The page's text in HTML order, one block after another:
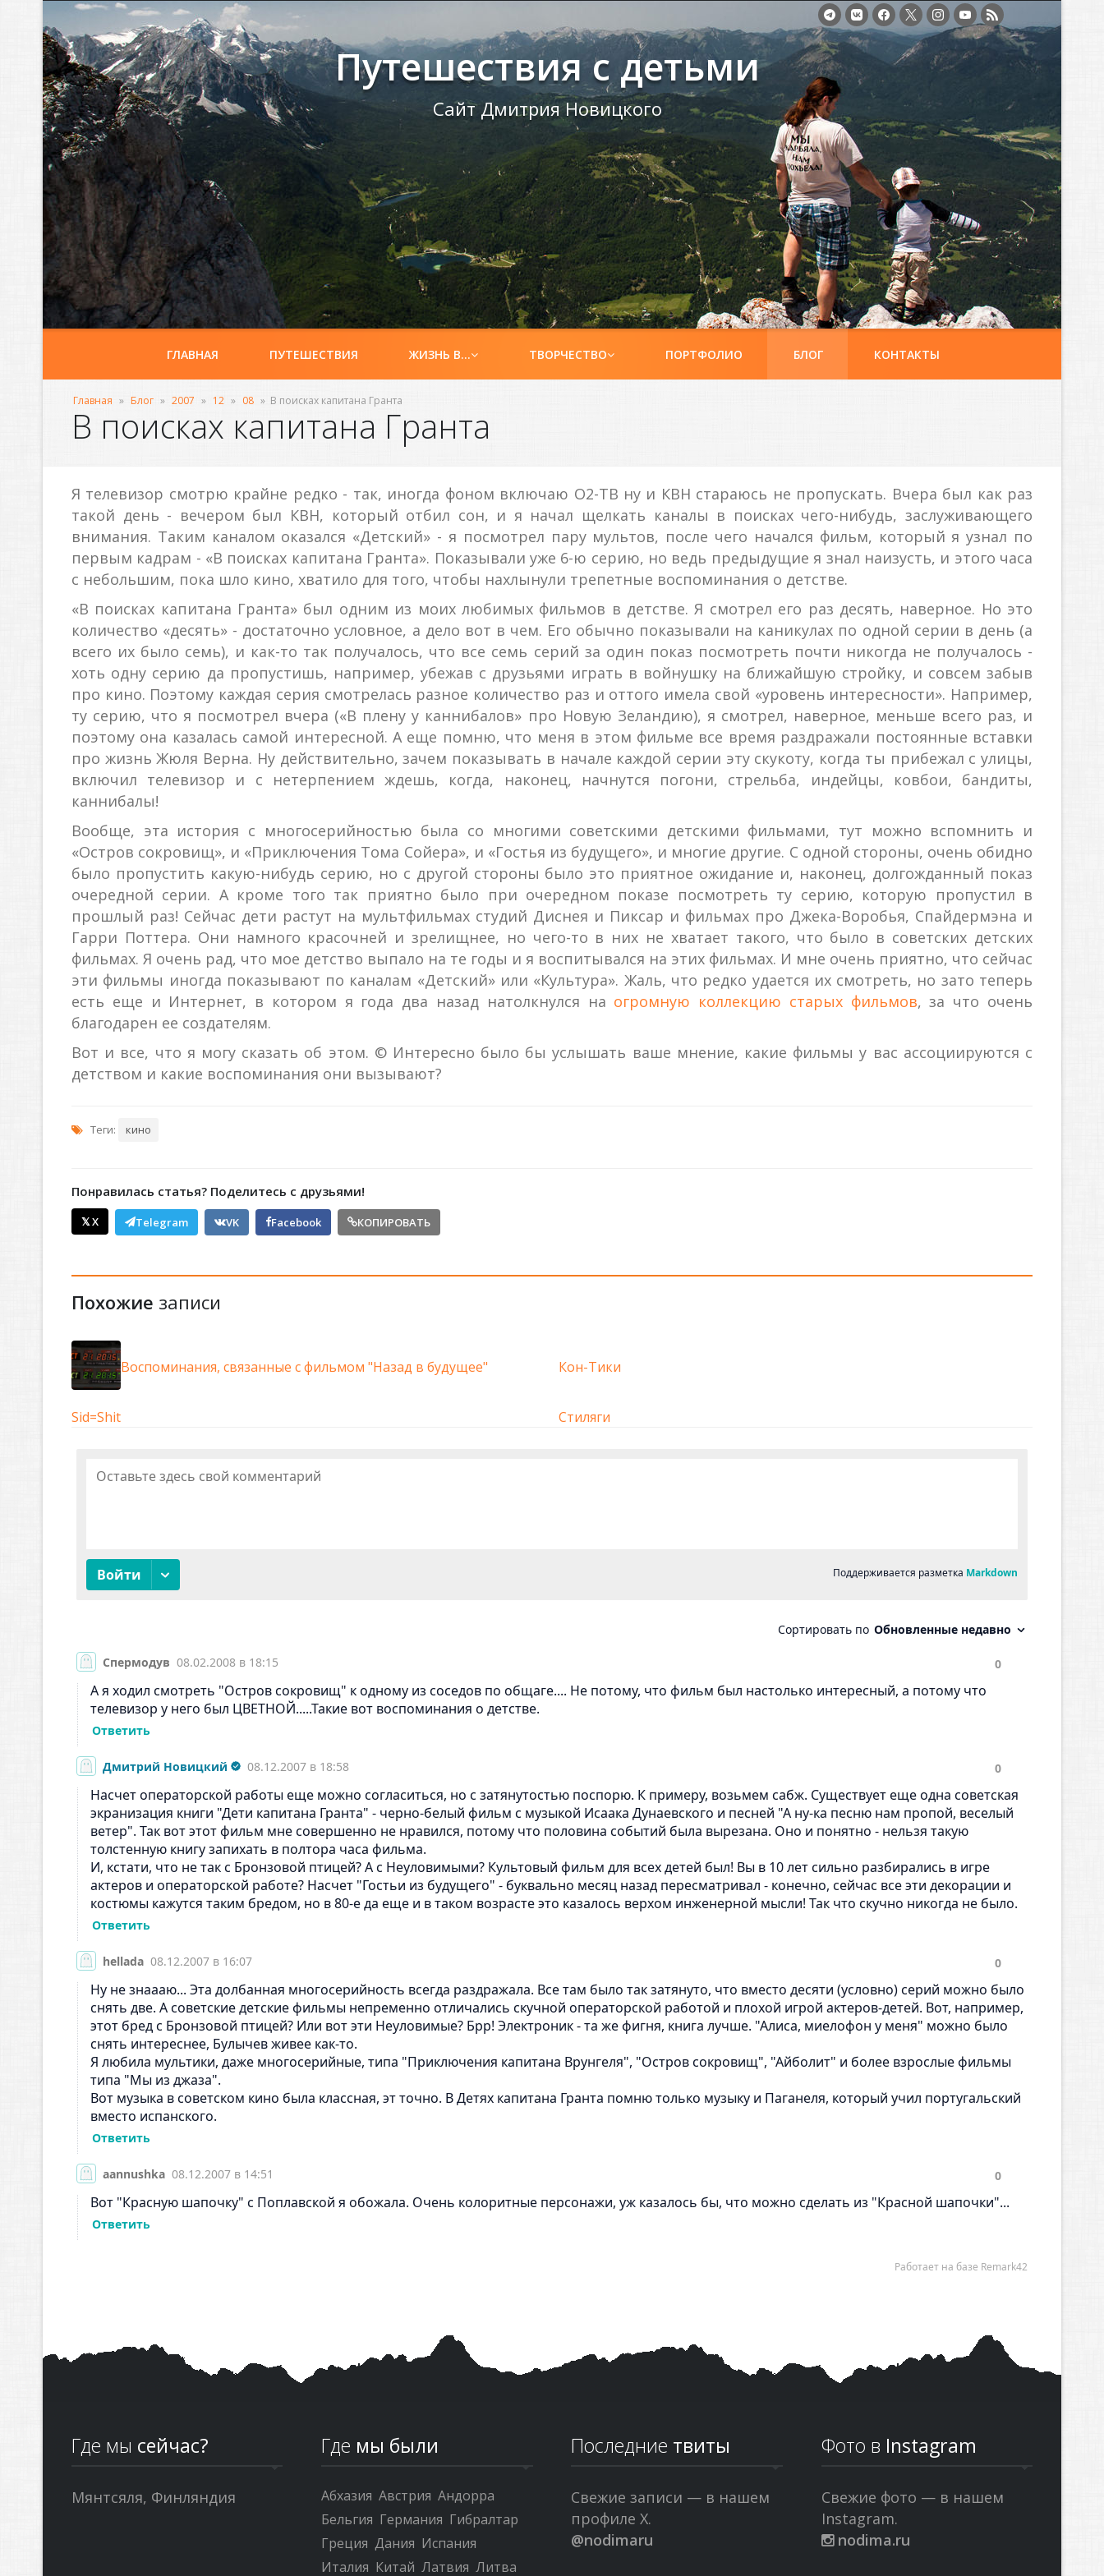
Путешествия с детьми
Сайт Дмитрия Новицкого
ГЛАВНАЯ ПУТЕШЕСТВИЯ ЖИЗНЬ В… ТВОРЧЕСТВО ПОРТФОЛИО БЛОГ КОНТАКТЫ
Главная » Блог » 2007 » 12 » 08 » В поисках капитана Гранта
В поисках капитана Гранта
Я телевизор смотрю крайне редко - так, иногда фоном включаю О2-ТВ ну и КВН стараюсь не пропускать. Вчера был как раз
такой день - вечером был КВН, который отбил сон, и я начал щелкать каналы в поисках чего-нибудь, заслуживающего
внимания. Таким каналом оказался «Детский» - я посмотрел пару мультов, после чего начался фильм, который я узнал по
первым кадрам - «В поисках капитана Гранта». Показывали уже 6-ю серию, но ведь предыдущие я знал наизусть, и этого часа
с небольшим, пока шло кино, хватило для того, чтобы нахлынули трепетные воспоминания о детстве.
«В поисках капитана Гранта» был одним из моих любимых фильмов в детстве. Я смотрел его раз десять, наверное. Но это
количество «десять» - достаточно условное, а дело вот в чем. Его обычно показывали на каникулах по одной серии в день (а
всего их было семь), и как-то так получалось, что все семь серий за один показ посмотреть почти никогда не получалось -
хоть одну серию да пропустишь, например, убежав с друзьями играть в войнушку на ближайшую стройку, и совсем забыв
про кино. Поэтому каждая серия смотрелась разное количество раз и оттого имела свой «уровень интересности». Например,
ту серию, что я посмотрел вчера («В плену у каннибалов» про Новую Зеландию), я смотрел, наверное, меньше всего раз, и
поэтому она казалась самой интересной. А еще помню, что меня в этом фильме все время раздражали постоянные вставки
про жизнь Жюля Верна. Ну действительно, зачем показывать в начале каждой серии эту скукоту, когда ты прибежал с улицы,
включил телевизор и с нетерпением ждешь, когда, наконец, начнутся погони, стрельба, индейцы, ковбои, бандиты,
каннибалы!
Вообще, эта история с многосерийностью была со многими советскими детскими фильмами, тут можно вспомнить и
«Остров сокровищ», и «Приключения Тома Сойера», и «Гостья из будущего», и многие другие. С одной стороны, очень обидно
было пропустить какую-нибудь серию, но с другой стороны было это приятное ожидание и, наконец, долгожданный показ
очередной серии. А кроме того так приятно было при очередном показе посмотреть ту серию, которую пропустил в
прошлый раз! Сейчас дети растут на мультфильмах студий Диснея и Пиксар и фильмах про Джека-Воробья, Спайдермэна и
Гарри Поттера. Они намного красочней и зрелищнее, но чего-то в них не хватает такого, что было в советских детских
фильмах. Я очень рад, что мое детство выпало на те годы и я воспитывался на этих фильмах. И мне очень приятно, что сейчас
эти фильмы иногда показывают по каналам «Детский» или «Культура». Жаль, что редко удается их смотреть, но зато теперь
есть еще и Интернет, в котором я года два назад натолкнулся на огромную коллекцию старых фильмов, за что очень
благодарен ее создателям.
Вот и все, что я могу сказать об этом. © Интересно было бы услышать ваше мнение, какие фильмы у вас ассоциируются с
детством и какие воспоминания они вызывают?
Теги: кино
Понравилась статья? Поделитесь с друзьями!
𝕏 X Telegram VK Facebook КОПИРОВАТЬ
Похожие записи
Воспоминания, связанные с фильмом "Назад в будущее" Кон-Тики
Sid=Shit Стиляги
Где мы сейчас?
Мянтсяля, Финляндия
Где мы были
Абхазия Австрия Андорра
Бельгия Германия Гибралтар
Греция Дания Испания
Италия Китай Латвия Литва
Последние твиты
Свежие записи — в нашем
профиле X.
@nodimaru
Фото в Instagram
Свежие фото — в нашем
Instagram.
nodima.ru